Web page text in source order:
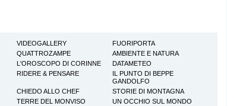
VIDEOGALLERY
FUORIPORTA
QUATTROZAMPE
AMBIENTE E NATURA
L'OROSCOPO DI CORINNE
DATAMETEO
RIDERE & PENSARE
IL PUNTO DI BEPPE
GANDOLFO
CHIEDO ALLO CHEF
STORIE DI MONTAGNA
TERRE DEL MONVISO
UN OCCHIO SUL MONDO